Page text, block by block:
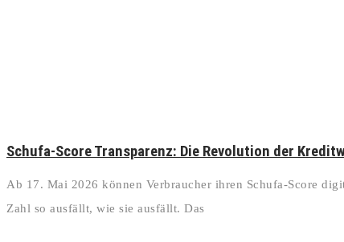
Schufa-Score Transparenz: Die Revolution der
Ab 17. Mai 2026 können Verbraucher ihren Schufa-Score
Zahl so ausfällt, wie sie ausfällt. Das